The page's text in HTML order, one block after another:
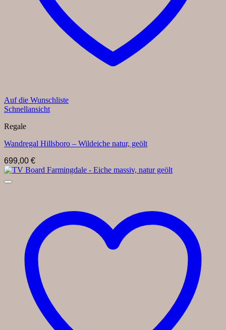
Auf die Wunschliste
Schnellansicht
Regale
Wandregal Hillsboro – Wildeiche natur, geölt
699,00 €